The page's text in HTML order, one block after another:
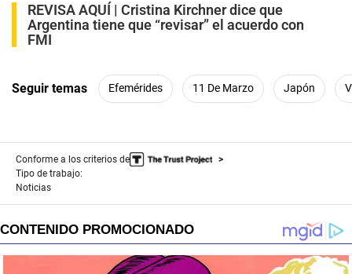
REVISA AQUÍ | Cristina Kirchner dice que
Argentina tiene que “revisar” el acuerdo con
FMI
Seguir temas Efemérides 11 De Marzo Japón
Conforme a los criterios de
Tipo de trabajo:
Noticias